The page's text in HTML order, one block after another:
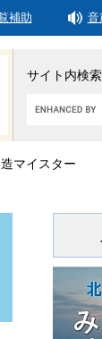
補助 音
サイト内検索
Google
タ
ム
マイスター